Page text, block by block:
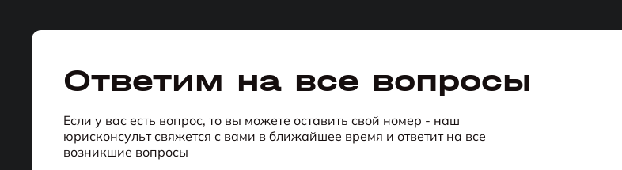
Ответим на все вопросы
Если у вас есть вопрос, то вы можете оставить свой номер - наш
юрисконсульт свяжется с вами в ближайшее время и ответит на все
возникшие вопросы